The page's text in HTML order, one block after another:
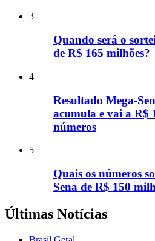
3
Quando será o
de R$ 165 milhões?
4
Resultado Mega-
acumula e vai a R$
números
5
Quais os números
Sena de R$ 150
Últimas Notícias